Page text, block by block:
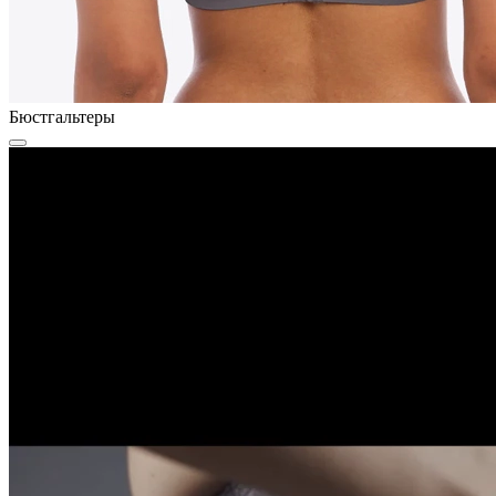
Бюстгальтеры